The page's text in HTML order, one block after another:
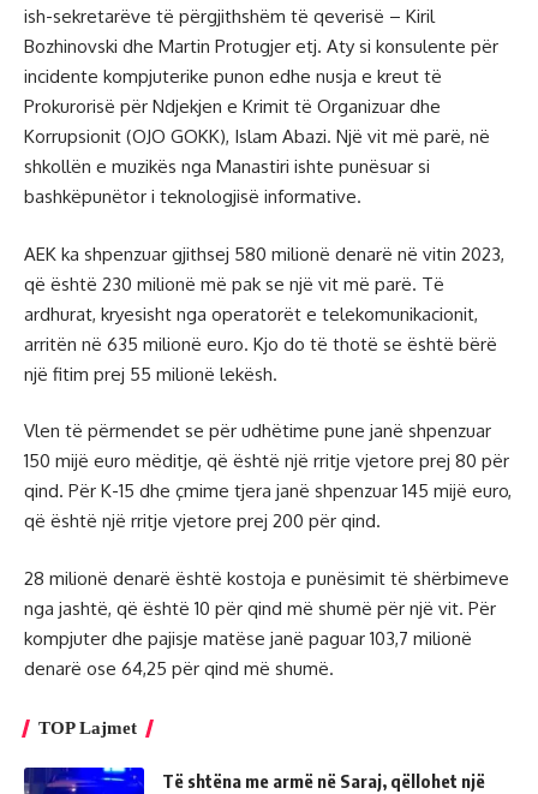
ish-sekretarëve të përgjithshëm të qeverisë – Kiril
Bozhinovski dhe Martin Protugjer etj. Aty si konsulente për
incidente kompjuterike punon edhe nusja e kreut të
Prokurorisë për Ndjekjen e Krimit të Organizuar dhe
Korrupsionit (OJO GOKK), Islam Abazi. Një vit më parë, në
shkollën e muzikës nga Manastiri ishte punësuar si
bashkëpunëtor i teknologjisë informative.
AEK ka shpenzuar gjithsej 580 milionë denarë në vitin 2023,
që është 230 milionë më pak se një vit më parë. Të
ardhurat, kryesisht nga operatorët e telekomunikacionit,
arritën në 635 milionë euro. Kjo do të thotë se është bërë
një fitim prej 55 milionë lekësh.
Vlen të përmendet se për udhëtime pune janë shpenzuar
150 mijë euro mëditje, që është një rritje vjetore prej 80 për
qind. Për K-15 dhe çmime tjera janë shpenzuar 145 mijë euro,
që është një rritje vjetore prej 200 për qind.
28 milionë denarë është kostoja e punësimit të shërbimeve
nga jashtë, që është 10 për qind më shumë për një vit. Për
kompjuter dhe pajisje matëse janë paguar 103,7 milionë
denarë ose 64,25 për qind më shumë.
TOP Lajmet
Të shtëna me armë në Saraj, qëllohet një